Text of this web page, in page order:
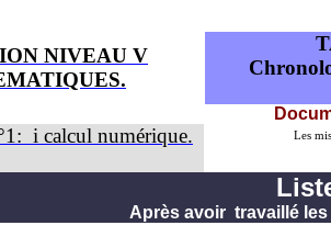
NIVEAU V
i calcul numérique. Les
Après avoir travaillé les